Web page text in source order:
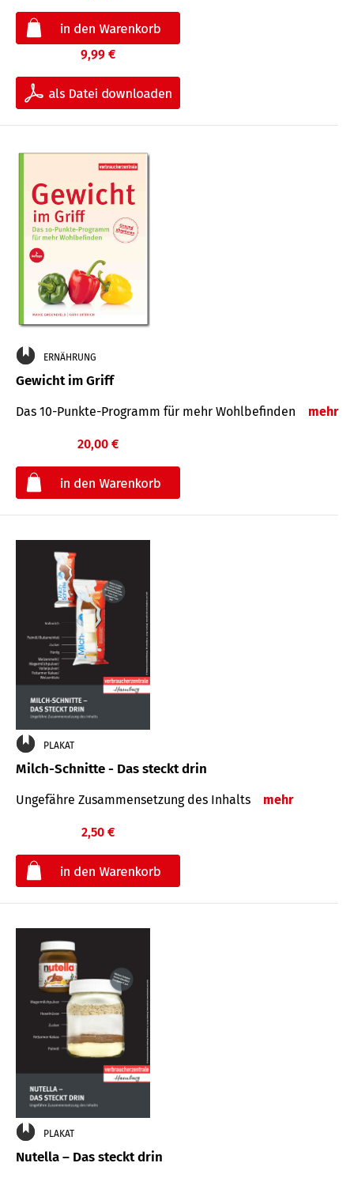
9,99 €
ERNÄHRUNG
Gewicht im Griff
Das 10-Punkte-Programm für mehr Wohlbefinden mehr
20,00 €
PLAKAT
Milch-Schnitte - Das steckt drin
Ungefähre Zu­sammen­setzung des Inhalts mehr
2,50 €
PLAKAT
Nutella – Das steckt drin